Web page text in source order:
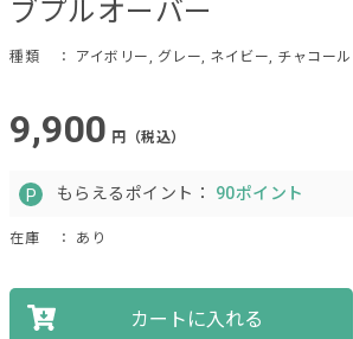
ブプルオーバー
種類 ： アイボリー, グレー, ネイビー, チャコール
9,900 円（税込）
もらえるポイント： 90ポイント
在庫 ： あり
カートに入れる